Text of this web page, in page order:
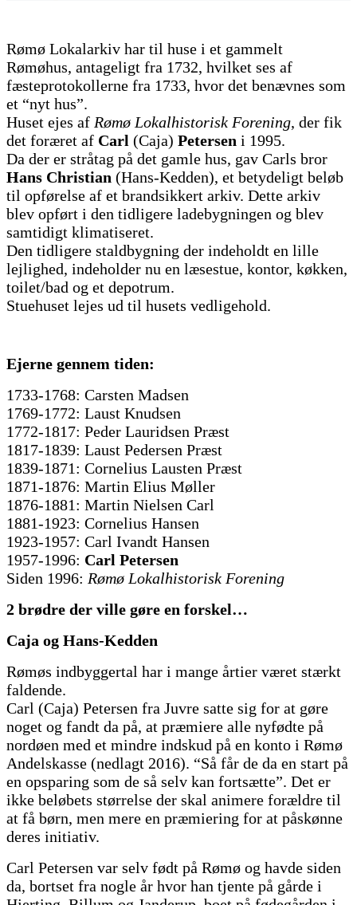
Rømø Lokalarkiv har til huse i et gammelt
Rømøhus, antageligt fra 1732, hvilket ses af
fæsteprotokollerne fra 1733, hvor det benævnes som
et “nyt hus”.
Huset ejes af Rømø Lokalhistorisk Forening, der fik
det foræret af Carl (Caja) Petersen i 1995.
Da der er stråtag på det gamle hus, gav Carls bror
Hans Christian (Hans-Kedden), et betydeligt beløb
til opførelse af et brandsikkert arkiv. Dette arkiv
blev opført i den tidligere ladebygningen og blev
samtidigt klimatiseret.
Den tidligere staldbygning der indeholdt en lille
lejlighed, indeholder nu en læsestue, kontor, køkken,
toilet/bad og et depotrum.
Stuehuset lejes ud til husets vedligehold.
Ejerne gennem tiden:
1733-1768: Carsten Madsen
1769-1772: Laust Knudsen
1772-1817: Peder Lauridsen Præst
1817-1839: Laust Pedersen Præst
1839-1871: Cornelius Lausten Præst
1871-1876: Martin Elius Møller
1876-1881: Martin Nielsen Carl
1881-1923: Cornelius Hansen
1923-1957: Carl Ivandt Hansen
1957-1996: Carl Petersen
Siden 1996: Rømø Lokalhistorisk Forening
2 brødre der ville gøre en forskel…
Caja og Hans-Kedden
Rømøs indbyggertal har i mange årtier været stærkt
faldende.
Carl (Caja) Petersen fra Juvre satte sig for at gøre
noget og fandt da på, at præmiere alle nyfødte på
nordøen med et mindre indskud på en konto i Rømø
Andelskasse (nedlagt 2016). “Så får de da en start på
en opsparing som de så selv kan fortsætte”. Det er
ikke beløbets størrelse der skal animere forældre til
at få børn, men mere en præmiering for at påskønne
deres initiativ.
Carl Petersen var selv født på Rømø og havde siden
da, bortset fra nogle år hvor han tjente på gårde i